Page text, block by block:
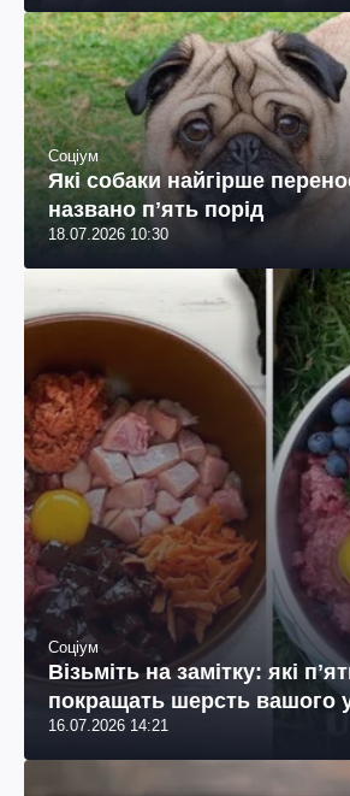
Соціум
Які собаки найгірше
названо пʼять порід
18.07.2026 10:30
Соціум
Візьміть на замітку: які
покращать шерсть вашого
16.07.2026 14:21